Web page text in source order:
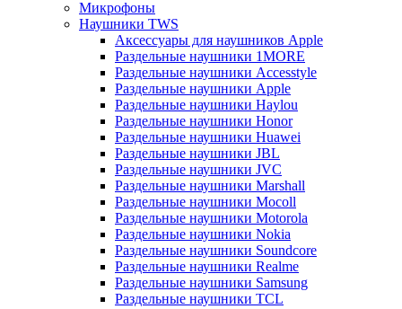
Микрофоны
Наушники TWS
Аксессуары для наушников Apple
Раздельные наушники 1MORE
Раздельные наушники Accesstyle
Раздельные наушники Apple
Раздельные наушники Haylou
Раздельные наушники Honor
Раздельные наушники Huawei
Раздельные наушники JBL
Раздельные наушники JVC
Раздельные наушники Marshall
Раздельные наушники Mocoll
Раздельные наушники Motorola
Раздельные наушники Nokia
Раздельные наушники Soundcore
Раздельные наушники Realme
Раздельные наушники Samsung
Раздельные наушники TCL